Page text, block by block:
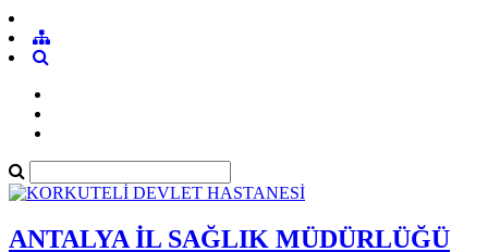
ANTALYA İL SAĞLIK MÜDÜRLÜĞÜ